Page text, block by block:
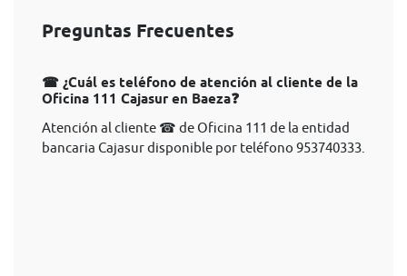
Preguntas Frecuentes
☎ ¿Cuál es teléfono de atención al cliente de la
Oficina 111 Cajasur en Baeza❓
Atención al cliente ☎ de Oficina 111 de la entidad
bancaria Cajasur disponible por teléfono 953740333.